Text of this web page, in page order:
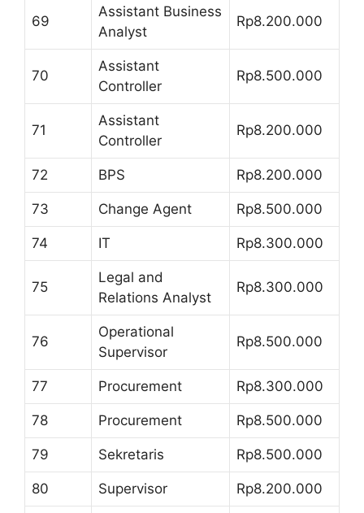
69
Assistant Business
Analyst
Rp8.200.000
70
Assistant
Controller
Rp8.500.000
71
Assistant
Controller
Rp8.200.000
72 BPS Rp8.200.000
73 Change Agent Rp8.500.000
74 IT Rp8.300.000
75
Legal and
Relations Analyst
Rp8.300.000
76
Operational
Supervisor
Rp8.500.000
77 Procurement Rp8.300.000
78 Procurement Rp8.500.000
79 Sekretaris Rp8.500.000
80 Supervisor Rp8.200.000